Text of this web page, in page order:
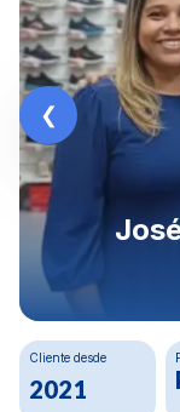
Cliente desde
2020